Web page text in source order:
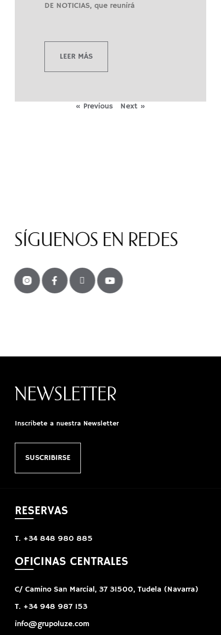
DE NOTICIAS, que reunirá
LEER MÁS
« Previous Next »
SÍGUENOS EN REDES
NEWSLETTER
Inscríbete a nuestra Newsletter
SUSCRIBIRSE
RESERVAS
T. +34 848 980 885
OFICINAS CENTRALES
C/ Camino San Marcial, 37 31500, Tudela (Navarra)
T. +34 948 987 153
info@grupoluze.com